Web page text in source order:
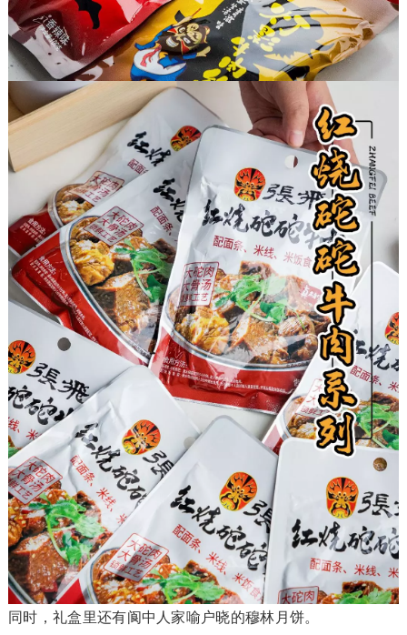
同时，礼盒里还有阆中人家喻户晓的穆林月饼。